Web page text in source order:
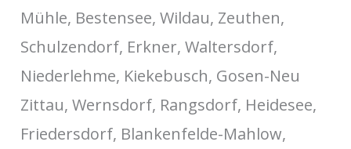
Mühle, Bestensee, Wildau, Zeuthen,
Schulzendorf, Erkner, Waltersdorf,
Niederlehme, Kiekebusch, Gosen-Neu
Zittau, Wernsdorf, Rangsdorf, Heidesee,
Friedersdorf, Blankenfelde-Mahlow,